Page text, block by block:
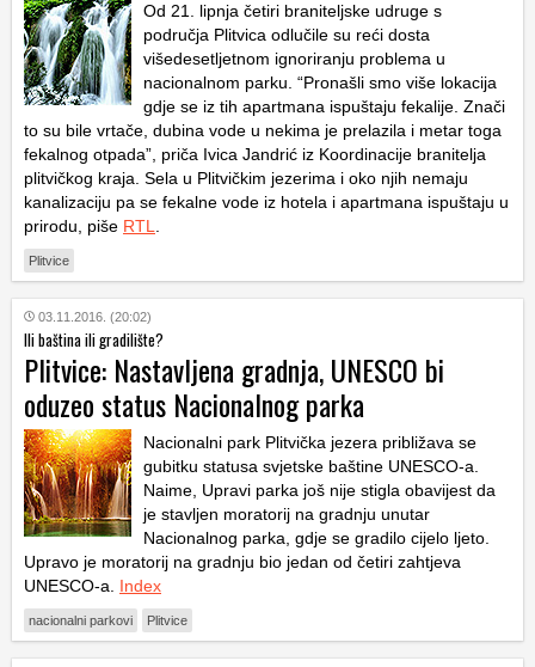
Od 21. lipnja četiri braniteljske udruge s
područja Plitvica odlučile su reći dosta
višedesetljetnom ignoriranju problema u
nacionalnom parku. “Pronašli smo više lokacija
gdje se iz tih apartmana ispuštaju fekalije. Znači
to su bile vrtače, dubina vode u nekima je prelazila i metar toga
fekalnog otpada”, priča Ivica Jandrić iz Koordinacije branitelja
plitvičkog kraja. Sela u Plitvičkim jezerima i oko njih nemaju
kanalizaciju pa se fekalne vode iz hotela i apartmana ispuštaju u
prirodu, piše RTL.
Plitvice
03.11.2016. (20:02)
Ili baština ili gradilište?
Plitvice: Nastavljena gradnja, UNESCO bi
oduzeo status Nacionalnog parka
Nacionalni park Plitvička jezera približava se
gubitku statusa svjetske baštine UNESCO-a.
Naime, Upravi parka još nije stigla obavijest da
je stavljen moratorij na gradnju unutar
Nacionalnog parka, gdje se gradilo cijelo ljeto.
Upravo je moratorij na gradnju bio jedan od četiri zahtjeva
UNESCO-a. Index
nacionalni parkovi Plitvice